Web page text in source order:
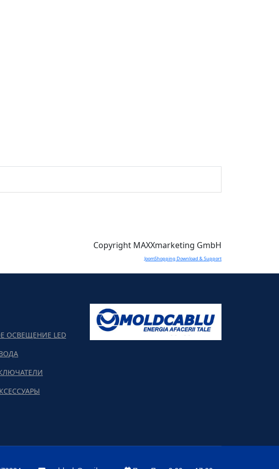
Copyright MAXXmarketing GmbH
JoomShopping Download & Support
ОСВЕЩЕНИЕ LED